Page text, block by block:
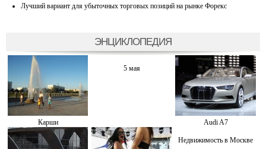
Лучший вариант для убыточных торговых позиций на рынке Форекс
ЭНЦИКЛОПЕДИЯ
Карши
5 мая
Audi A7
Недвижимость в Москве